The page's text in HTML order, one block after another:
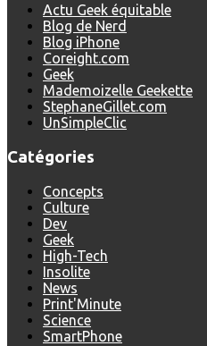
Actu Geek équitable
Blog de Nerd
Blog iPhone
Coreight.com
Geek
Mademoizelle Geekette
StephaneGillet.com
UnSimpleClic
Catégories
Concepts
Culture
Dev
Geek
High-Tech
Insolite
News
Print'Minute
Science
SmartPhone